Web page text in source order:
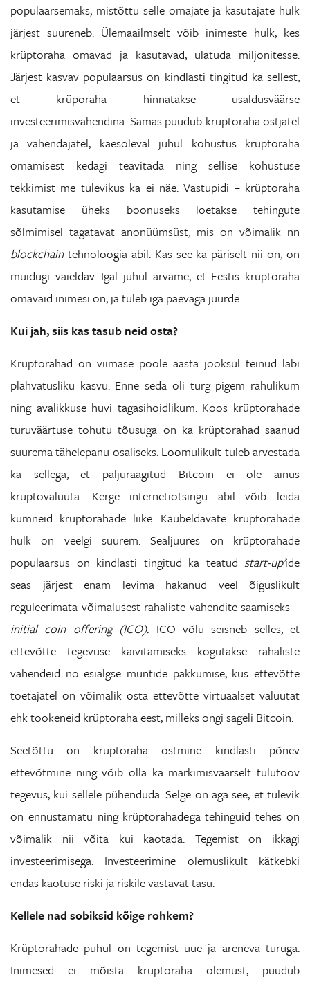
populaarsemaks, mistõttu selle omajate ja kasutajate hulk
järjest suureneb. Ülemaailmselt võib inimeste hulk, kes
krüptoraha omavad ja kasutavad, ulatuda miljonitesse.
Järjest kasvav populaarsus on kindlasti tingitud ka sellest,
et krüporaha hinnatakse usaldusväärse
investeerimisvahendina. Samas puudub krüptoraha ostjatel
ja vahendajatel, käesoleval juhul kohustus krüptoraha
omamisest kedagi teavitada ning sellise kohustuse
tekkimist me tulevikus ka ei näe. Vastupidi – krüptoraha
kasutamise üheks boonuseks loetakse tehingute
sõlmimisel tagatavat anonüümsüst, mis on võimalik nn
blockchain tehnoloogia abil. Kas see ka päriselt nii on, on
muidugi vaieldav. Igal juhul arvame, et Eestis krüptoraha
omavaid inimesi on, ja tuleb iga päevaga juurde.
Kui jah, siis kas tasub neid osta?
Krüptorahad on viimase poole aasta jooksul teinud läbi
plahvatusliku kasvu. Enne seda oli turg pigem rahulikum
ning avalikkuse huvi tagasihoidlikum. Koos krüptorahade
turuväärtuse tohutu tõusuga on ka krüptorahad saanud
suurema tähelepanu osaliseks. Loomulikult tuleb arvestada
ka sellega, et paljuräägitud Bitcoin ei ole ainus
krüptovaluuta. Kerge internetiotsingu abil võib leida
kümneid krüptorahade liike. Kaubeldavate krüptorahade
hulk on veelgi suurem. Sealjuures on krüptorahade
populaarsus on kindlasti tingitud ka teatud start-up’ide
seas järjest enam levima hakanud veel õiguslikult
reguleerimata võimalusest rahaliste vahendite saamiseks –
initial coin offering (ICO). ICO võlu seisneb selles, et
ettevõtte tegevuse käivitamiseks kogutakse rahaliste
vahendeid nö esialgse müntide pakkumise, kus ettevõtte
toetajatel on võimalik osta ettevõtte virtuaalset valuutat
ehk tookeneid krüptoraha eest, milleks ongi sageli Bitcoin.
Seetõttu on krüptoraha ostmine kindlasti põnev
ettevõtmine ning võib olla ka märkimisväärselt tulutoov
tegevus, kui sellele pühenduda. Selge on aga see, et tulevik
on ennustamatu ning krüptorahadega tehinguid tehes on
võimalik nii võita kui kaotada. Tegemist on ikkagi
investeerimisega. Investeerimine olemuslikult kätkebki
endas kaotuse riski ja riskile vastavat tasu.
Kellele nad sobiksid kõige rohkem?
Krüptorahade puhul on tegemist uue ja areneva turuga.
Inimesed ei mõista krüptoraha olemust, puudub